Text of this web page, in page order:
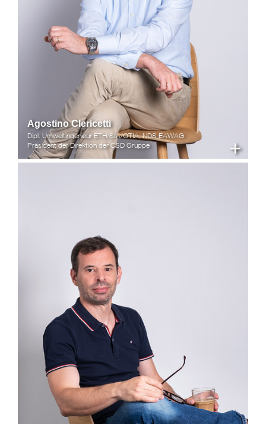
+
Agostino Clericetti
Dipl. Umweltingenieur ETH/SIA/OTIA, NDS EAWAG
Präsident der Direktion der CSD Gruppe